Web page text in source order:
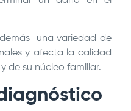
una variedad de
y afecta la calidad
de su núcleo familiar.